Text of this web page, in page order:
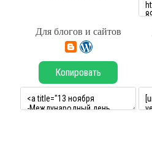
Для блогов и сайтов
Копировать